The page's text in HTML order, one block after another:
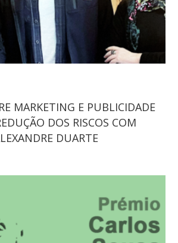
MARKETING E PUBLICIDADE
DOS RISCOS COM
DUARTE